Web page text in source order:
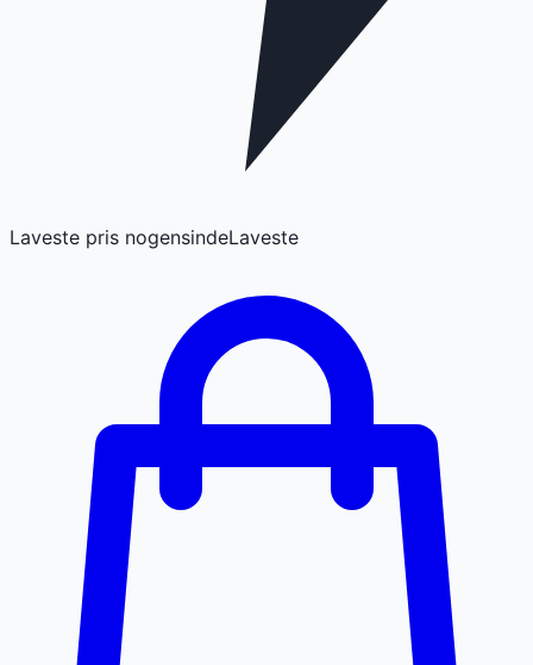
Laveste pris nogensindeLaveste